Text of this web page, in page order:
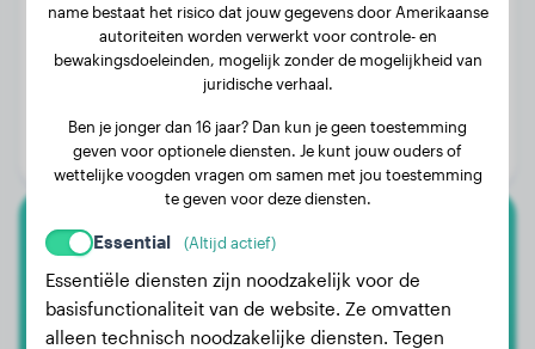
Leeftijd:
Geslacht:
Reu
Jack Russell Terriër
Rover
name bestaat het risico dat jouw gegevens door Amerikaanse
autoriteiten worden verwerkt voor controle- en
bewakingsdoeleinden, mogelijk zonder de mogelijkheid van
juridische verhaal.
Ben je jonger dan 16 jaar? Dan kun je geen toestemming
geven voor optionele diensten. Je kunt jouw ouders of
wettelijke voogden vragen om samen met jou toestemming
te geven voor deze diensten.
Essential (Altijd actief)
Essentiële diensten zijn noodzakelijk voor de
basisfunctionaliteit van de website. Ze omvatten
alleen technisch noodzakelijke diensten. Tegen